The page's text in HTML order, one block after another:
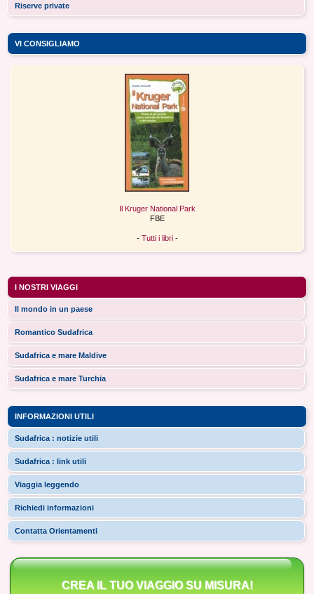
Riserve private
VI CONSIGLIAMO
Il Kruger National Park
FBE
- Tutti i libri-
I NOSTRI VIAGGI
Il mondo in un paese
Romantico Sudafrica
Sudafrica e mare Maldive
Sudafrica e mare Turchia
INFORMAZIONI UTILI
Sudafrica : notizie utili
Sudafrica : link utili
Viaggia leggendo
Richiedi informazioni
Contatta Orientamenti
CREA IL TUO VIAGGIO SU MISURA!